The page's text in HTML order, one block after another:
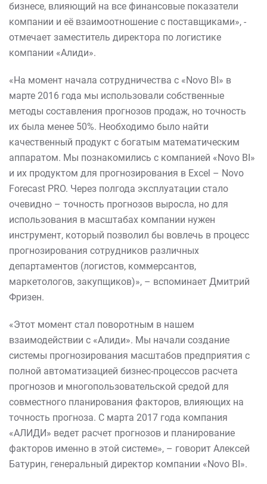
бизнесе, влияющий на все финансовые показатели
компании и её взаимоотношение с поставщиками», -
отмечает заместитель директора по логистике
компании «Алиди».
«На момент начала сотрудничества с «Novo BI» в
марте 2016 года мы использовали собственные
методы составления прогнозов продаж, но точность
их была менее 50%. Необходимо было найти
качественный продукт с богатым математическим
аппаратом. Мы познакомились с компанией «Novo BI»
и их продуктом для прогнозирования в Excel – Novo
Forecast PRO. Через полгода эксплуатации стало
очевидно – точность прогнозов выросла, но для
использования в масштабах компании нужен
инструмент, который позволил бы вовлечь в процесс
прогнозирования сотрудников различных
департаментов (логистов, коммерсантов,
маркетологов, закупщиков)», – вспоминает Дмитрий
Фризен.
«Этот момент стал поворотным в нашем
взаимодействии с «Алиди». Мы начали создание
системы прогнозирования масштабов предприятия с
полной автоматизацией бизнес-процессов расчета
прогнозов и многопользовательской средой для
совместного планирования факторов, влияющих на
точность прогноза. С марта 2017 года компания
«АЛИДИ» ведет расчет прогнозов и планирование
факторов именно в этой системе», – говорит Алексей
Батурин, генеральный директор компании «Novo BI».